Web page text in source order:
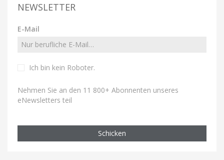
NEWSLETTER
E-Mail
Ich bin kein Roboter.
Nehmen Sie an den 11 800+ Abonnenten unseres
eNewsletters teil
Schicken